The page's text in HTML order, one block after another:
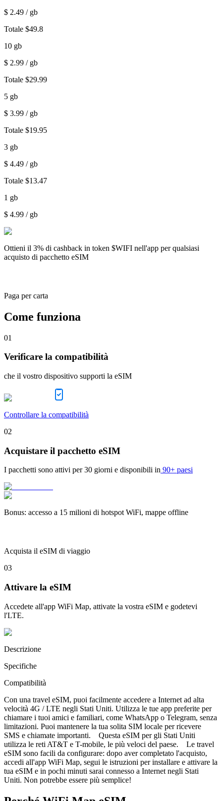
$ 2.49 / gb
Totale $49.8
10 gb
$ 2.99 / gb
Totale $29.99
5 gb
$ 3.99 / gb
Totale $19.95
3 gb
$ 4.49 / gb
Totale $13.47
1 gb
$ 4.99 / gb
Ottieni il 3% di cashback in token $WIFI nell'app per qualsiasi
acquisto di pacchetto eSIM
Paga per carta
Come funziona
01
Verificare la compatibilità
che il vostro dispositivo supporti la eSIM
Controllare la compatibilità
02
Acquistare il pacchetto eSIM
I pacchetti sono attivi per 30 giorni e disponibili in 90+ paesi
Bonus: accesso a 15 milioni di hotspot WiFi, mappe offline
Acquista il eSIM di viaggio
03
Attivare la eSIM
Accedete all'app WiFi Map, attivate la vostra eSIM e godetevi
l'LTE.
Descrizione
Specifiche
Compatibilità
Con una travel eSIM, puoi facilmente accedere a Internet ad alta
velocità 4G / LTE negli Stati Uniti. Utilizza le tue app preferite per
chiamare i tuoi amici e familiari, come WhatsApp o Telegram, senza
limitazioni. Puoi mantenere la tua solita SIM locale per ricevere
SMS e chiamate importanti. Questa eSIM per gli Stati Uniti
utilizza le reti AT&T e T-mobile, le più veloci del paese. Le travel
eSIM sono facili da configurare: dopo aver completato l'acquisto,
accedi all'app WiFi Map, segui le istruzioni per installare e attivare la
tua eSIM e in pochi minuti sarai connesso a Internet negli Stati
Uniti. Non potrebbe essere più semplice!